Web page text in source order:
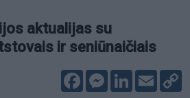
aktualijas su
ir seniūnaičiais
FacebookMessenger
LinkedIn
Email